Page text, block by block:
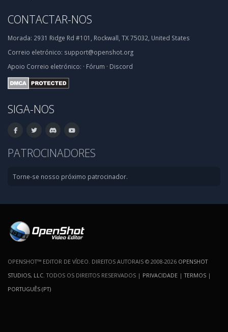
CONTACTAR-NOS
Morada: 2931 Ridge Rd #101, Rockwall, TX 75032, United States
Correio eletrónico: support@openshot.org
Apoio Correio eletrónico: · Fórum · Discord
SIGA-NOS
PATROCINADORES
Torne-se nosso próximo patrocinador.
OPENSHOT™ EDITOR DE VÍDEO. DIREITOS AUTORAIS © 2008-2026 OPENSHOT
STUDIOS, LLC. TODOS OS DIREITOS RESERVADOS | PRIVACIDADE |TERMOS |
PORTUGUÊS (PT)